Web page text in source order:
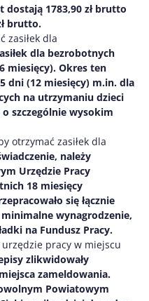
dostają 1783,90 zł brutto
brutto.
zasiłek dla
dla bezrobotnych
miesięcy). Okres ten
dni (12 miesięcy) m.in. dla
na utrzymaniu dzieci
szczególnie wysokim
otrzymać zasiłek dla
należy
Urzędzie Pracy
18 miesięcy
się łącznie
wynagrodzenie,
na Fundusz Pracy.
pracy w miejscu
zlikwidowały
zameldowania.
Powiatowym